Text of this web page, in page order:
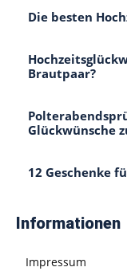
Die besten
Brautpaar?
Glückwünsche
12 Geschenke
Informationen
Impressum